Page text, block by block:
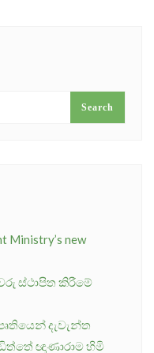
Search
Ministry’s new
ස්ථාපිත කිරීමේ
දැවැන්ත
ඥාණාරාම හිමි